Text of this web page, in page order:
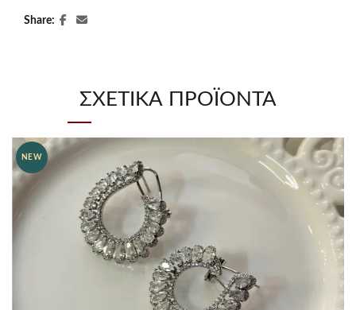
Share
ΣΧΕΤΙΚΆ ΠΡΟΪΌΝΤΑ
NEW